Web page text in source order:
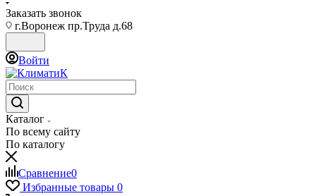
Заказать звонок
г.Воронеж пр.Труда д.68
Войти
Каталог
По всему сайту
По каталогу
Сравнение0
Избранные товары 0